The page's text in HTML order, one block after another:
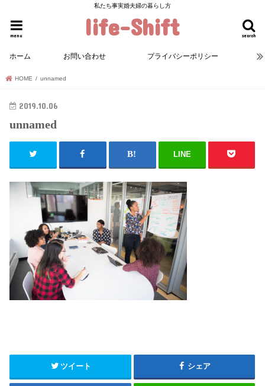
私たち事実婚夫婦の暮らし方
life-Shift search
menu
ホーム お問い合わせ プライバシーポリシー
HOME unnamed
2019.10.06
unnamed
LINE
ツイート シェア